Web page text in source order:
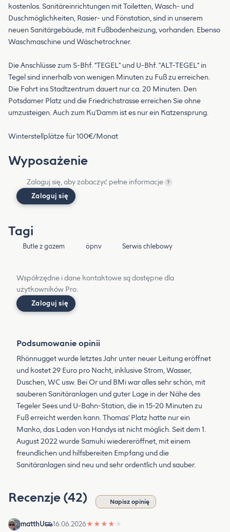
kostenlos. Sanitäreinrichtungen mit Toiletten, Wasch- und
Duschmöglichkeiten, Rasier- und Fönstation, sind in unserem
neuen Sanitärgebäude, mit Fußbodenheizung, vorhanden. Ebenso
Waschmaschine und Wäschetrockner.
Die Anschlüsse zum S-Bhf. "TEGEL" und U-Bhf. "ALT-TEGEL" in
Tegel sind innerhalb von wenigen Minuten zu Fuß zu erreichen.
Die Fahrt ins Stadtzentrum dauert nur ca. 20 Minuten. Den
Potsdamer Platz und die Friedrichstrasse erreichen Sie ohne
umzusteigen. Auch zum Ku'Damm ist es nur ein Katzensprung.
Winterstellplätze für 100€/Monat
Wyposażenie
Zaloguj się, aby zobaczyć pełne informacje ?
Zaloguj się
Tagi
Butle z gazem öpnv Serwis chlebowy
Współrzędne i dane kontaktowe są dostępne dla
użytkowników Pro.
Zaloguj się
Podsumowanie opinii
Rhönnugget wurde letztes Jahr unter neuer Leitung eröffnet
und kostet 29 Euro pro Nacht, inklusive Strom, Wasser,
Duschen, WC usw. Bei Or und BMi war alles sehr schön, mit
sauberen Sanitäranlagen und guter Lage in der Nähe des
Tegeler Sees und U-Bahn-Station, die in 15-20 Minuten zu
Fuß erreicht werden kann. Thomas' Platz hatte nur ein
Manko, das Laden von Handys ist nicht möglich. Seit dem 1.
August 2022 wurde Samuki wiedereröffnet, mit einem
freundlichen und hilfsbereiten Empfang und die
Sanitäranlagen sind neu und sehr ordentlich und sauber.
Recenzje (42) Napisz opinię
matthU 16.06.2026★ ★ ★ ★ ★